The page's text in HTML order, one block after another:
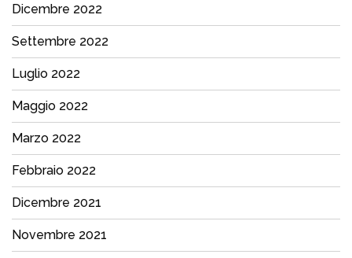
Dicembre 2022
Settembre 2022
Luglio 2022
Maggio 2022
Marzo 2022
Febbraio 2022
Dicembre 2021
Novembre 2021